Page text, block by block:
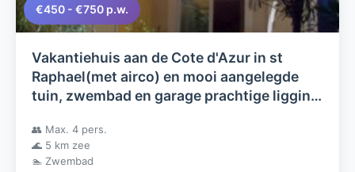
€450 - €750 p.w.
Vakantiehuis aan de Cote d'Azur in st
Raphael(met airco) en mooi aangelegde
tuin, zwembad en garage prachtige ligging
👥 Max. 4 pers.
🌊 5 km zee
🏊 Zwembad